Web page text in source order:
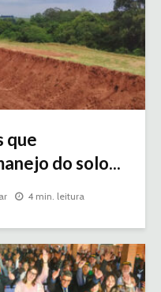
que
do solo...
4 min. leitura